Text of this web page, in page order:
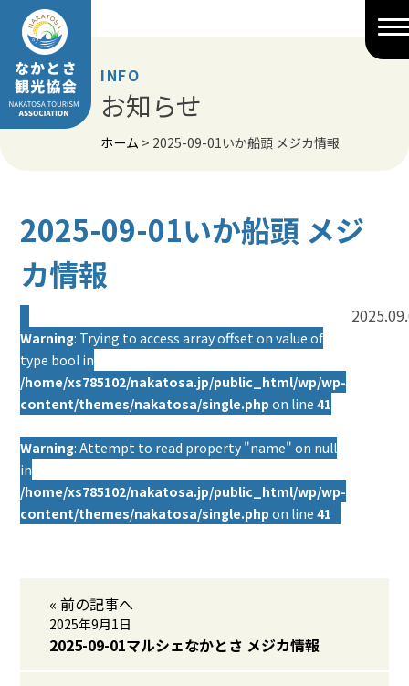
Skip
content
INFO
お知らせ
ホーム > 2025-09-01いか船頭 メジカ情報
2025-09-01いか船頭 メジ
カ情報
Warning: Trying to access array offset on value of
type bool in
/home/xs785102/nakatosa.jp/public_html/wp/wp-
content/themes/nakatosa/single.php on line41
Warning: Attempt to read property "name" on null
in
/home/xs785102/nakatosa.jp/public_html/wp/wp-
content/themes/nakatosa/single.php on line41
« 前の記事へ
2025年9月1日
2025-09-01マルシェなかとさ メジカ情報